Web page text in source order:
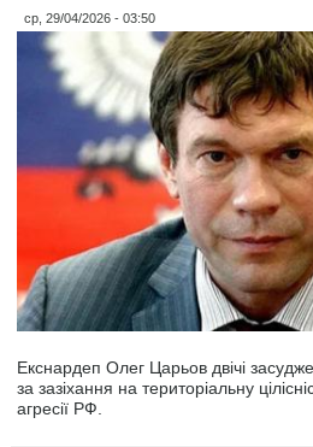
ср, 29/04/2026 - 03:50
Екснардеп Олег Царьов двічі
за зазіхання на територіальну
агресії РФ.